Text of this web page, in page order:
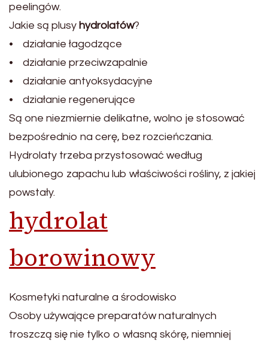
peelingów.
Jakie są plusy hydrolatów?
• działanie łagodzące
• działanie przeciwzapalnie
• działanie antyoksydacyjne
• działanie regenerujące
Są one niezmiernie delikatne, wolno je stosować
bezpośrednio na cerę, bez rozcieńczania.
Hydrolaty trzeba przystosować według
ulubionego zapachu lub właściwości rośliny, z jakiej
powstały.
hydrolat
borowinowy
Kosmetyki naturalne a środowisko
Osoby używające preparatów naturalnych
troszczą się nie tylko o własną skórę, niemniej